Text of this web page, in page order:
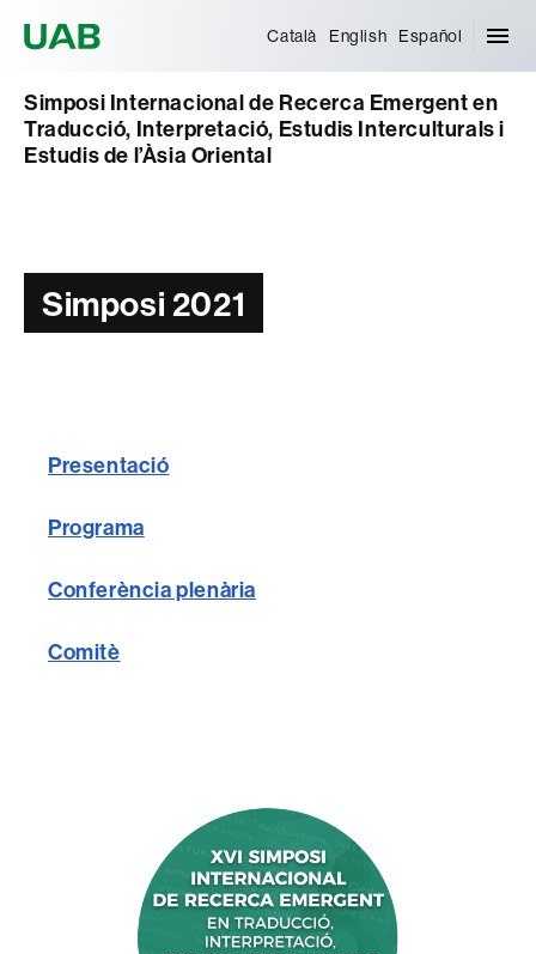
Català English Español
Simposi Internacional de Recerca Emergent en
Traducció, Interpretació, Estudis Interculturals i
Estudis de l’Àsia Oriental
Simposi 2021
Presentació
Programa
Conferència plenària
Comitè